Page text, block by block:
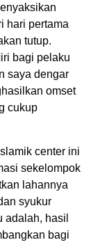
hari pertama
tutup.
bagi pelaku
saya dengar
omset
cukup
center ini
sekelompok
lahannya
syukur
adalah, hasil
bagi